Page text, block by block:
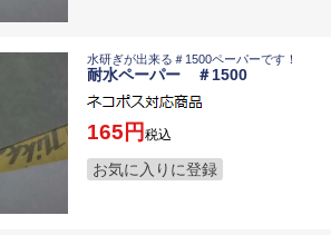
水研ぎが出来る＃1500ペーパーです！
耐水ペーパー ＃1500
165 税込
お気に入りに登録